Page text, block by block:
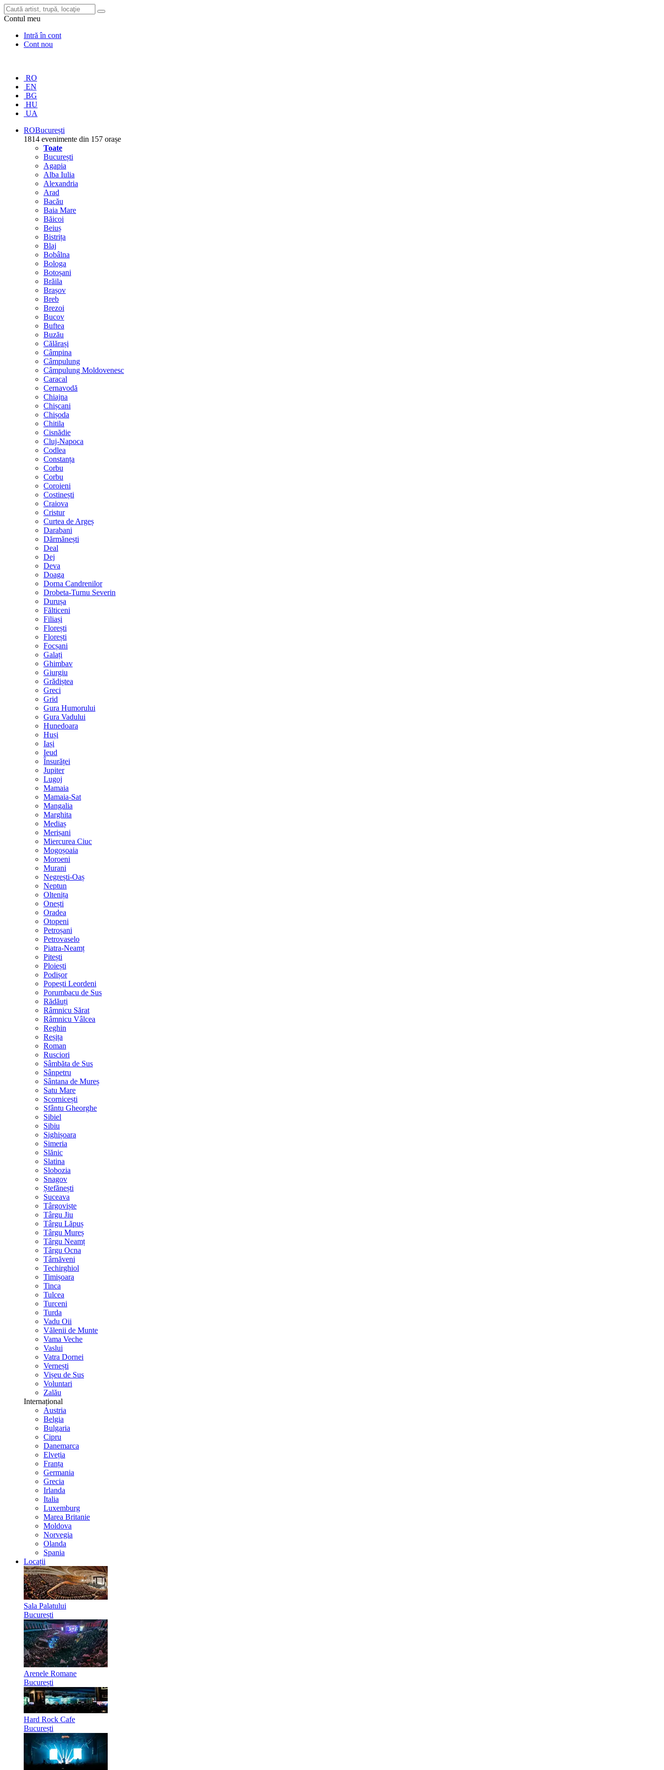
Contul meu
Intră în cont
Cont nou
RO
EN
BG
HU
UA
ROBucurești
1814 evenimente din 157 orașe
Toate
București
Agapia
Alba Iulia
Alexandria
Arad
Bacău
Baia Mare
Băicoi
Beiuș
Bistrița
Blaj
Bobâlna
Bologa
Botoșani
Brăila
Brașov
Breb
Brezoi
Bucov
Buftea
Buzău
Călărași
Câmpina
Câmpulung
Câmpulung Moldovenesc
Caracal
Cernavodă
Chiajna
Chișcani
Chișoda
Chitila
Cisnădie
Cluj-Napoca
Codlea
Constanța
Corbu
Corbu
Coroieni
Costinești
Craiova
Cristur
Curtea de Argeș
Darabani
Dărmănești
Deal
Dej
Deva
Doaga
Dorna Candrenilor
Drobeta-Turnu Severin
Durușa
Fălticeni
Filiași
Florești
Florești
Focșani
Galați
Ghimbav
Giurgiu
Grădiștea
Greci
Grid
Gura Humorului
Gura Vadului
Hunedoara
Huși
Iași
Ieud
Însurăței
Jupiter
Lugoj
Mamaia
Mamaia-Sat
Mangalia
Marghita
Mediaș
Merișani
Miercurea Ciuc
Mogoșoaia
Moroeni
Murani
Negrești-Oaș
Neptun
Oltenița
Onești
Oradea
Otopeni
Petroșani
Petrovaselo
Piatra-Neamț
Pitești
Ploiești
Podișor
Popești Leordeni
Porumbacu de Sus
Rădăuți
Râmnicu Sărat
Râmnicu Vâlcea
Reghin
Reșița
Roman
Rusciori
Sâmbăta de Sus
Sânpetru
Sântana de Mureș
Satu Mare
Scornicești
Sfântu Gheorghe
Sibiel
Sibiu
Sighișoara
Simeria
Slănic
Slatina
Slobozia
Snagov
Ștefănești
Suceava
Târgoviște
Târgu Jiu
Târgu Lăpuș
Târgu Mureș
Târgu Neamț
Târgu Ocna
Târnăveni
Techirghiol
Timișoara
Tinca
Tulcea
Turceni
Turda
Vadu Oii
Vălenii de Munte
Vama Veche
Vaslui
Vatra Dornei
Vernești
Vișeu de Sus
Voluntari
Zalău
Internațional
Austria
Belgia
Bulgaria
Cipru
Danemarca
Elveția
Franța
Germania
Grecia
Irlanda
Italia
Luxemburg
Marea Britanie
Moldova
Norvegia
Olanda
Spania
Locații
Sala Palatului
București
Arenele Romane
București
Hard Rock Cafe
București